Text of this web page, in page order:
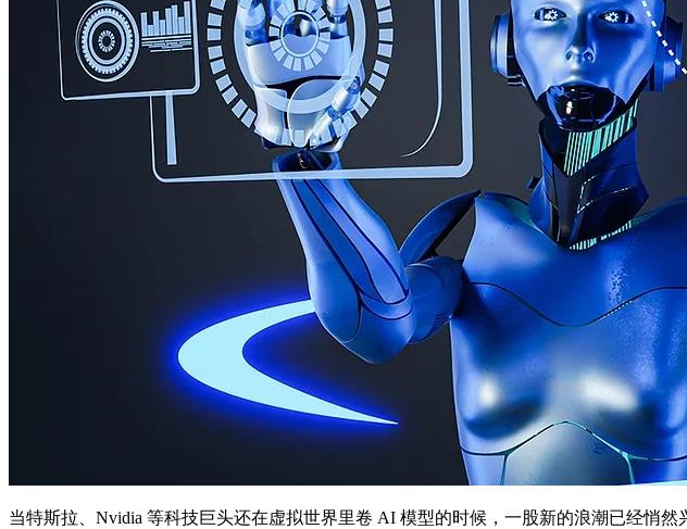
当特斯拉、Nvidia 等科技巨头还在虚拟世界里卷 AI 模型的时候，一股新的浪潮已经悄